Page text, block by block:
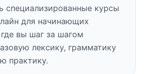
специализированные курсы
для начинающих
вы шаг за шагом
лексику, грамматику
практику.